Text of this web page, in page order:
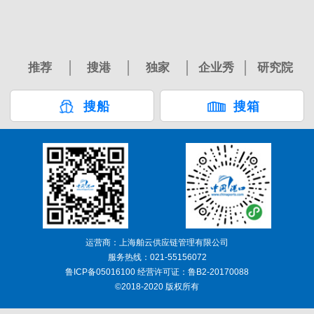
推荐 搜港 独家 企业秀 研究院
搜船 搜箱
运营商：上海舶云供应链管理有限公司
服务热线：021-55156072
鲁ICP备05016100 经营许可证：鲁B2-20170088
©2018-2020 版权所有